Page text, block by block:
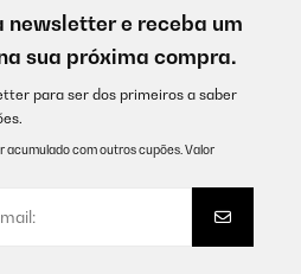
acquisto. L’unica cosa è stato il
va cambiato. Bartolini è uno
si è rovinato.
AVALIAÇÃO COMPROVADA
28/10/2025
newsletter e receba um
sua próxima compra.
para ser dos primeiros a saber
acumulado com outros cupões. Valor